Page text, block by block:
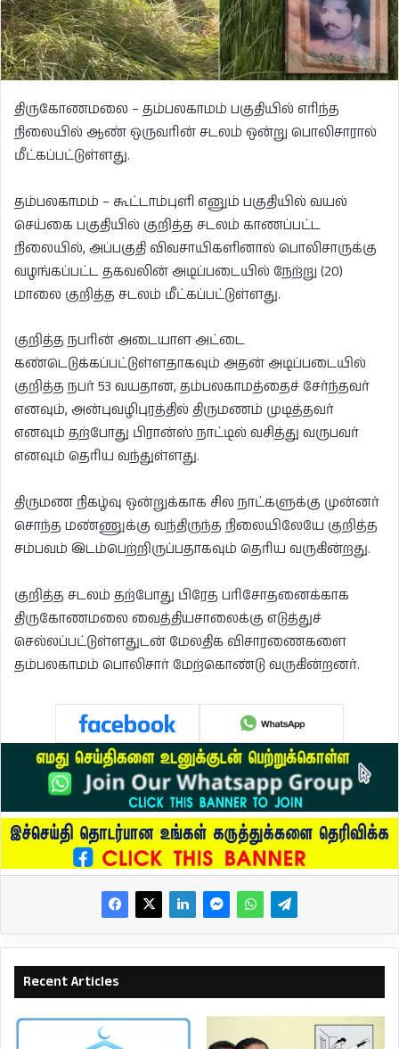
திருகோணமலை – தம்பலகாமம் பகுதியில் எரிந்த
நிலையில் ஆண் ஒருவரின் சடலம் ஒன்று பொலிசாரால்
மீட்கப்பட்டுள்ளது.
தம்பலகாமம் – கூட்டாம்புளி எனும் பகுதியில் வயல்
செய்கை பகுதியில் குறித்த சடலம் காணப்பட்ட
நிலையில், அப்பகுதி விவசாயிகளினால் பொலிசாருக்கு
வழங்கப்பட்ட தகவலின் அடிப்படையில் நேற்று (20)
மாலை குறித்த சடலம் மீட்கப்பட்டுள்ளது.
குறித்த நபரின் அடையாள அட்டை
கண்டெடுக்கப்பட்டுள்ளதாகவும் அதன் அடிப்படையில்
குறித்த நபர் 53 வயதான, தம்பலகாமத்தைச் சேர்ந்தவர்
எனவும், அன்புவழிபுரத்தில் திருமணம் முடித்தவர்
எனவும் தற்போது பிரான்ஸ் நாட்டில் வசித்து வருபவர்
எனவும் தெரிய வந்துள்ளது.
திருமண நிகழ்வு ஒன்றுக்காக சில நாட்களுக்கு முன்னர்
சொந்த மண்ணுக்கு வந்திருந்த நிலையிலேயே குறித்த
சம்பவம் இடம்பெற்றிருப்பதாகவும் தெரிய வருகின்றது.
குறித்த சடலம் தற்போது பிரேத பரிசோதனைக்காக
திருகோணமலை வைத்தியசாலைக்கு எடுத்துச்
செல்லப்பட்டுள்ளதுடன் மேலதிக விசாரணைகளை
தம்பலகாமம் பொலிசார் மேற்கொண்டு வருகின்றனர்.
Recent Articles